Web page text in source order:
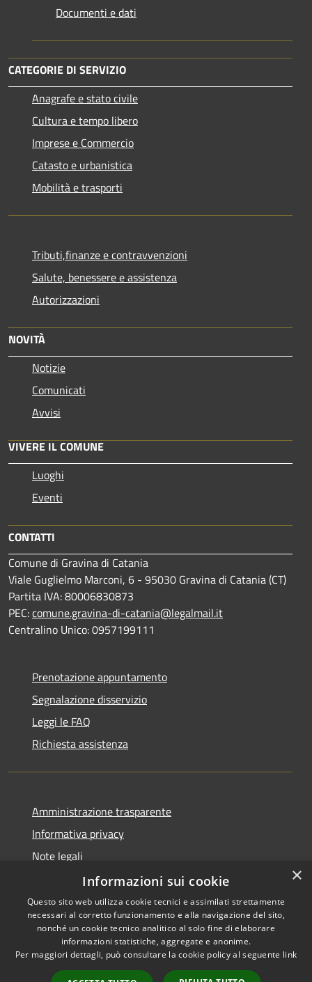
Documenti e dati
CATEGORIE DI SERVIZIO
Anagrafe e stato civile
Cultura e tempo libero
Imprese e Commercio
Catasto e urbanistica
Mobilità e trasporti
Tributi,finanze e contravvenzioni
Salute, benessere e assistenza
Autorizzazioni
NOVITÀ
Notizie
Comunicati
Avvisi
VIVERE IL COMUNE
Luoghi
Eventi
CONTATTI
Comune di Gravina di Catania
Viale Guglielmo Marconi, 6 - 95030 Gravina di Catania (CT)
Partita IVA: 80006830873
PEC:comune.gravina-di-catania@legalmail.it
Centralino Unico: 0957199111
Prenotazione appuntamento
Segnalazione disservizio
Leggi le FAQ
Richiesta assistenza
Amministrazione trasparente
Informativa privacy
Note legali
Dichiarazione di accessibilità
RSS
Accessibilità
Copyright © 2026 • Comune di
Gravina di Catania • Powered
×
Informazioni sui cookie
Questo sito web utilizza cookie tecnici e assimilati strettamente
necessari al corretto funzionamento e alla navigazione del sito,
nonché un cookie tecnico analitico al solo fine di elaborare
informazioni statistiche, aggregate e anonime.
Per maggiori dettagli, può consultare la cookie policy al seguente link